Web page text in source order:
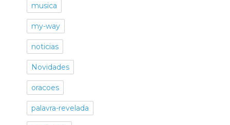
musica
my-way
noticias
Novidades
oracoes
palavra-revelada